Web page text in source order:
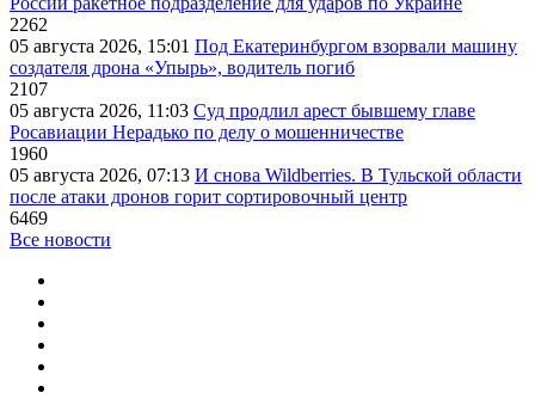
2262
05 августа 2026, 15:01 Под Екатеринбургом взорвали машину
создателя дрона «Упырь», водитель погиб
2107
05 августа 2026, 11:03 Суд продлил арест бывшему главе
Росавиации Нерадько по делу о мошенничестве
1960
05 августа 2026, 07:13 И снова Wildberries. В Тульской области
после атаки дронов горит сортировочный центр
6469
Все новости